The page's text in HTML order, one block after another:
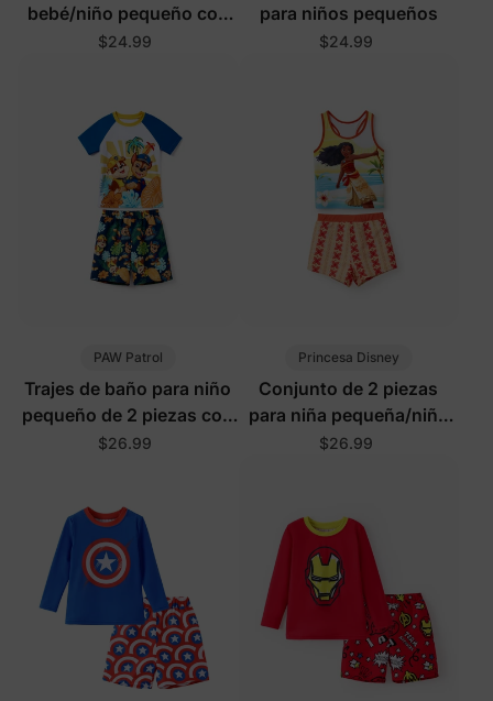
bebé/niño pequeño con
estampado integral a
$24.99
para niños pequeños
$24.99
PAW Patrol
Trajes de baño para niño
pequeño de 2 piezas con
animales en azul
$26.99
Princesa Disney
Conjunto de 2 piezas
para niña pequeña/niña
Disney Moana en color
$26.99